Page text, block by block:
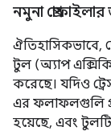
নমুনা
ঐতিহাসিকভাবে,
টুল (অ্যাপ
করেছে। যদিও
এর ফলাফলগুলি
হয়েছে, এবং